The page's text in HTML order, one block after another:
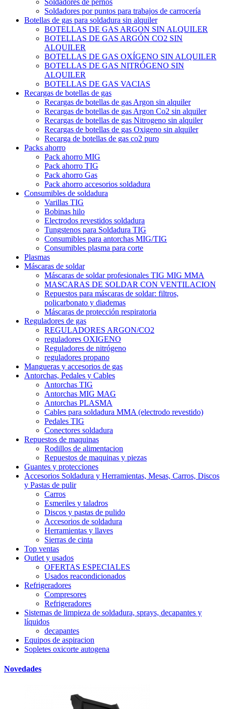
Soldadores por puntos para trabajos de carrocería
Botellas de gas para soldadura sin alquiler
BOTELLAS DE GAS ARGON SIN ALQUILER
BOTELLAS DE GAS ARGÓN CO2 SIN
ALQUILER
BOTELLAS DE GAS OXÍGENO SIN ALQUILER
BOTELLAS DE GAS NITRÓGENO SIN
ALQUILER
BOTELLAS DE GAS VACIAS
Recargas de botellas de gas
Recargas de botellas de gas Argon sin alquiler
Recargas de botellas de gas Argon Co2 sin alquiler
Recargas de botellas de gas Nitrogeno sin alquiler
Recargas de botellas de gas Oxigeno sin alquiler
Recarga de botellas de gas co2 puro
Packs ahorro
Pack ahorro MIG
Pack ahorro TIG
Pack ahorro Gas
Pack ahorro accesorios soldadura
Consumibles de soldadura
Varillas TIG
Bobinas hilo
Electrodos revestidos soldadura
Tungstenos para Soldadura TIG
Consumibles para antorchas MIG/TIG
Consumibles plasma para corte
Plasmas
Máscaras de soldar
Máscaras de soldar profesionales TIG MIG MMA
MASCARAS DE SOLDAR CON VENTILACION
Repuestos para máscaras de soldar: filtros,
policarbonato y diademas
Máscaras de protección respiratoria
Reguladores de gas
REGULADORES ARGON/CO2
reguladores OXIGENO
Reguladores de nitrógeno
reguladores propano
Mangueras y accesorios de gas
Antorchas, Pedales y Cables
Antorchas TIG
Antorchas MIG MAG
Antorchas PLASMA
Cables para soldadura MMA (electrodo revestido)
Pedales TIG
Conectores soldadura
Repuestos de maquinas
Rodillos de alimentacion
Repuestos de maquinas y piezas
Guantes y protecciones
Accesorios Soldadura y Herramientas, Mesas, Carros, Discos
y Pastas de pulir
Carros
Esmeriles y taladros
Discos y pastas de pulido
Accesorios de soldadura
Herramientas y llaves
Sierras de cinta
Top ventas
Outlet y usados
OFERTAS ESPECIALES
Usados reacondicionados
Refrigeradores
Compresores
Refrigeradores
Sistemas de limpieza de soldadura, sprays, decapantes y
líquidos
decapantes
Equipos de aspiracion
Sopletes oxicorte autogena
Novedades